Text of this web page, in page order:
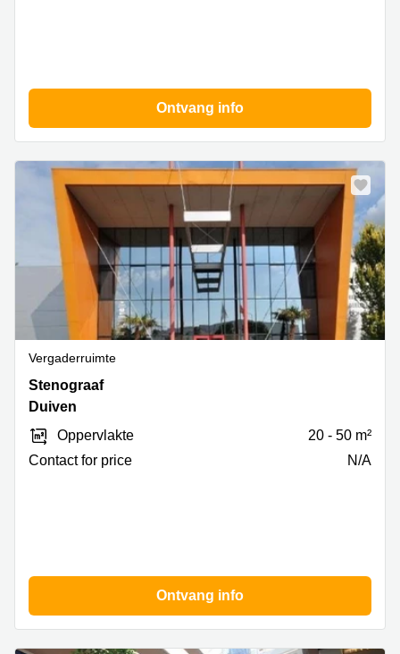
Ontvang info
Vergaderruimte
Stenograaf
1,
Stenograaf
Duiven
Oppervlakte
20 - 50 m²
Contact for price
N/A
Ontvang info